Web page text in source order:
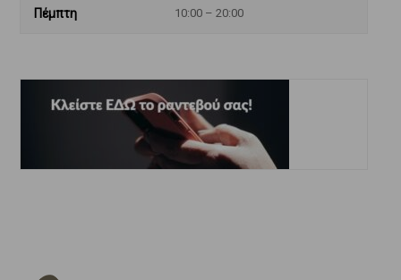
Πέμπτη 10:00 – 20:00